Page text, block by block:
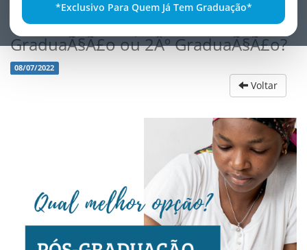
*Exclusivo Para Quem Já Tem Graduação*
Qual a melhor opÃ§Ã£o PÃ³s-
GraduaÃ§Ã£o ou 2Âº GraduaÃ§Ã£o?
08/07/2022
Voltar